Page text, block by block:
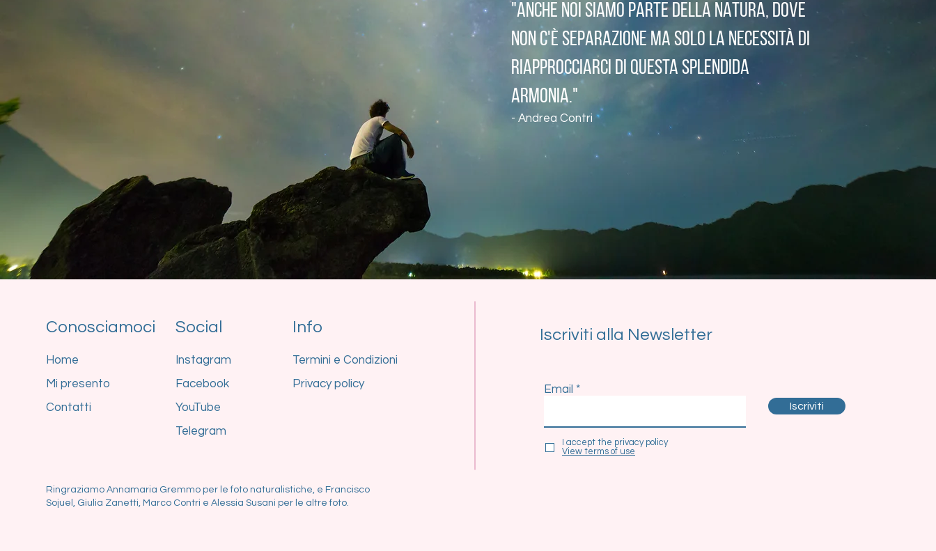
"ANCHE NOI SIAMO PARTE DELLA NATURA, DOVE
NON C'è SEPARAZIONE MA SOLO LA NECESSITà DI
RIAPPROCCIARCI DI QUESTA SPLENDIDA
ARMONIA."
- Andrea Contri
Conosciamoci
Home
Mi presento
Contatti
Social Info
Instagram
Facebook
YouTube
Telegram
Termini e Condizioni
Privacy policy
Ringraziamo Annamaria Gremmo per le foto naturalistiche, e Francisco
Sojuel, Giulia Zanetti, Marco Contri e Alessia Susani per le altre foto.
Iscriviti alla Newsletter
Email
Iscriviti
I accept the privacy policy
View terms of use